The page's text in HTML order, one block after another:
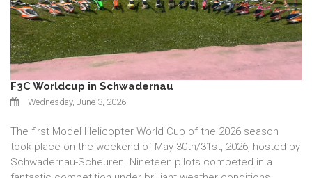
F3C Worldcup in Schwadernau
Wednesday, June 3, 2026
The first Model Helicopter World Cup of the 2026 season
took place on the weekend of May 30th/31st, 2026, hosted by
Schwadernau-Scheuren. Nineteen pilots competed in a